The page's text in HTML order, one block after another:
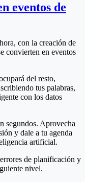
eventos de
con la creación de
convierten en eventos
del resto,
tus palabras,
con los datos
segundos. Aprovecha
y dale a tu agenda
artificial.
de planificación y
nivel.